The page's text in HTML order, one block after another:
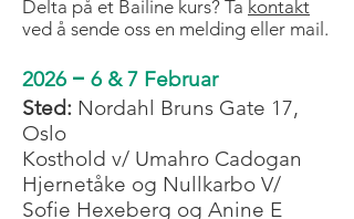
Delta på et Bailine kurs? Ta kontakt
ved å sende oss en melding eller mail.
2026 – 6 & 7 Februar
Sted: Nordahl Bruns Gate 17,
Oslo
Kosthold v/ Umahro Cadogan
Hjernetåke og Nullkarbo V/
Sofie Hexeberg og Anine E